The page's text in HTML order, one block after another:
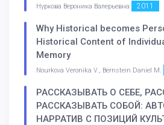
Нуркова Вероника Валерьевна
2011
Why Historical becomes
Historical Content of
Memory
Nourkova Veronika V., Bernstein Daniel M.
РАССКАЗЫВАТЬ О СЕБЕ,
РАССКАЗЫВАТЬ СОБОЙ:
НАРРАТИВ С ПОЗИЦИЙ